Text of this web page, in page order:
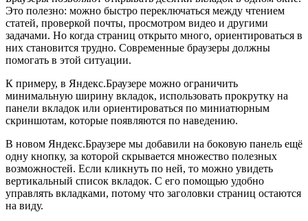
Это полезно: можно быстро переключаться между чтением
статей, проверкой почты, просмотром видео и другими
задачами. Но когда страниц открыто много, ориентироваться в
них становится трудно. Современные браузеры должны
помогать в этой ситуации.
К примеру, в Яндекс.Браузере можно ограничить
минимальную ширину вкладок, использовать прокрутку на
панели вкладок или ориентироваться по миниатюрным
скриншотам, которые появляются по наведению.
В новом Яндекс.Браузере мы добавили на боковую панель ещё
одну кнопку, за которой скрывается множество полезных
возможностей. Если кликнуть по ней, то можно увидеть
вертикальный список вкладок. С его помощью удобно
управлять вкладками, потому что заголовки страниц остаются
на виду.